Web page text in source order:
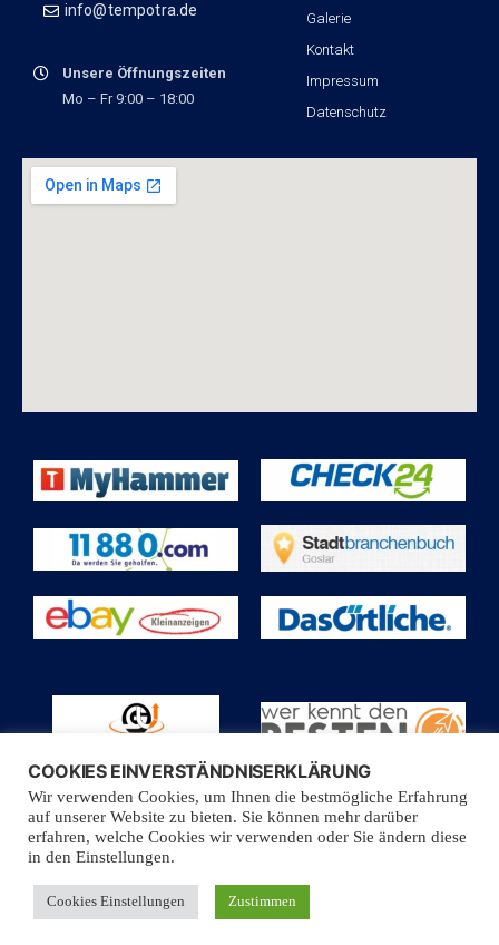
info@tempotra.de
Unsere Öffnungszeiten
Mo – Fr 9:00 – 18:00
Galerie
Kontakt
Impressum
Datenschutz
Powered By © 2025 Royal Planet DE. Alle Rechte
COOKIES EINVERSTÄNDNISERKLÄRUNG
Wir verwenden Cookies, um Ihnen die bestmögliche Erfahrung
auf unserer Website zu bieten. Sie können mehr darüber
erfahren, welche Cookies wir verwenden oder Sie ändern diese
in den Einstellungen.
Cookies Einstellungen Zustimmen